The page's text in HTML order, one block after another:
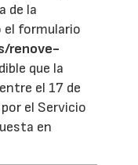
de la
el formulario
renove-
que la
el 17 de
el Servicio
en